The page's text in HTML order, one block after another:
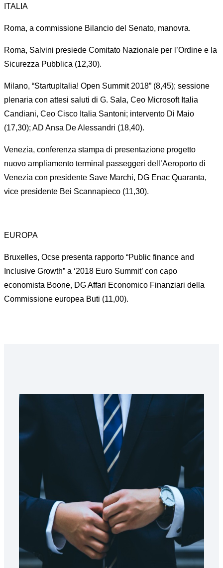
ITALIA
Roma, a commissione Bilancio del Senato, manovra.
Roma, Salvini presiede Comitato Nazionale per l’Ordine e la
Sicurezza Pubblica (12,30).
Milano, “StartupItalia! Open Summit 2018” (8,45); sessione
plenaria con attesi saluti di G. Sala, Ceo Microsoft Italia
Candiani, Ceo Cisco Italia Santoni; intervento Di Maio
(17,30); AD Ansa De Alessandri (18,40).
Venezia, conferenza stampa di presentazione progetto
nuovo ampliamento terminal passeggeri dell’Aeroporto di
Venezia con presidente Save Marchi, DG Enac Quaranta,
vice presidente Bei Scannapieco (11,30).
EUROPA
Bruxelles, Ocse presenta rapporto “Public finance and
Inclusive Growth” a ‘2018 Euro Summit’ con capo
economista Boone, DG Affari Economico Finanziari della
Commissione europea Buti (11,00).